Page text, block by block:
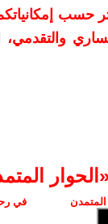
سنويًا أو أكثر حسب
والتقدمي،
في